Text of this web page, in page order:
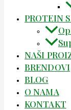
PROTEIN
NAŠI
BRENDOVI
BLOG
O NAMA
KONTAKT